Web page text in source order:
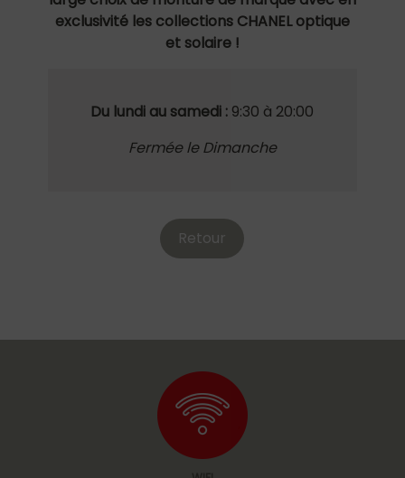
exclusivité les collections CHANEL optique
et solaire !
Du lundi au samedi : 9:30 à 20:00
Fermée le Dimanche
Retour